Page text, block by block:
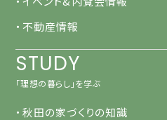
・不動産情報
STUDY
「理想の暮らし」を学ぶ
・秋田の家づくりの知識